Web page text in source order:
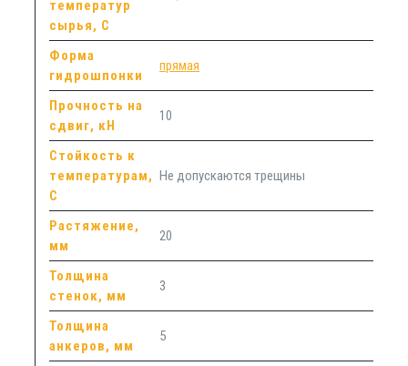
температур
сырья, С
Форма
гидрошпонки
прямая
Прочность на
сдвиг, кН
10
Стойкость к
температурам,
С
Не допускаются трещины
Растяжение,
мм
20
Толщина
стенок, мм
3
Толщина
анкеров, мм
5